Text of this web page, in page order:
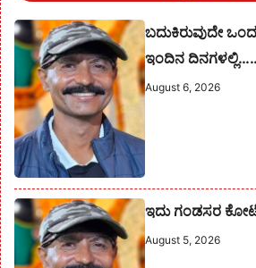
ಬದುಕಿರುವುದೇ
ಇಂದಿನ
August 6, 2026
ಇದು ಗಂಡಸರ
August 5, 2026